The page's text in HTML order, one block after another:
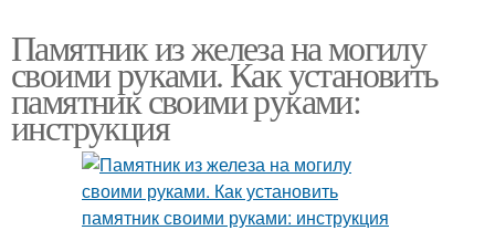
Памятник из железа на могилу
своими руками. Как установить
памятник своими руками:
инструкция